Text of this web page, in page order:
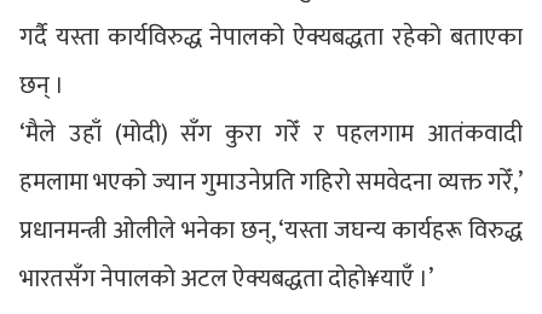
गर्दै यस्ता कार्यविरुद्ध नेपालको ऐक्यबद्धता रहेको बताएका
छन् ।
‘मैले उहाँ (मोदी) सँग कुरा गरेँ र पहलगाम आतंकवादी
हमलामा भएको ज्यान गुमाउनेप्रति गहिरो समवेदना व्यक्त गरेँ,’
प्रधानमन्त्री ओलीले भनेका छन्, ‘यस्ता जघन्य कार्यहरू विरुद्ध
भारतसँग नेपालको अटल ऐक्यबद्धता दोहो¥याएँ ।’